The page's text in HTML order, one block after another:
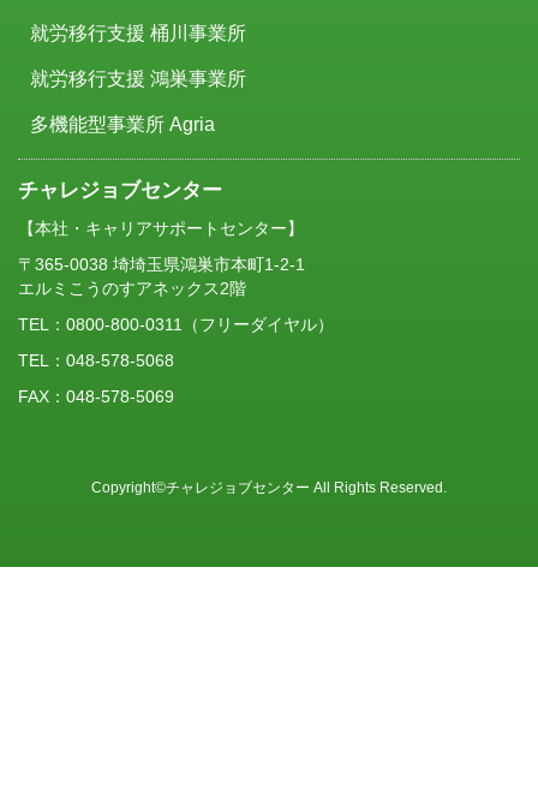
就労移行支援 桶川事業所
就労移行支援 鴻巣事業所
多機能型事業所 Agria
チャレジョブセンター
【本社・キャリアサポートセンター】
〒365-0038 埼埼玉県鴻巣市本町1-2-1
エルミこうのすアネックス2階
TEL： 0800-800-0311 （フリーダイヤル）
TEL：048-578-5068
FAX：048-578-5069
Copyright©チャレジョブセンター All Rights Reserved.